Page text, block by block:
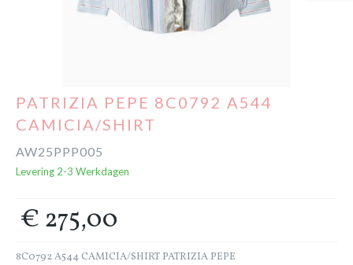
PATRIZIA PEPE 8C0792 A544
CAMICIA/SHIRT
AW25PPP005
Levering 2-3 Werkdagen
€ 275,00
8C0792 A544 CAMICIA/SHIRT PATRIZIA PEPE